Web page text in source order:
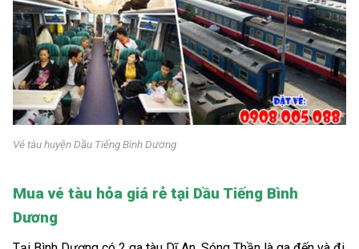
Vé tàu huyện Dầu Tiếng Bình Dương
Mua vé tàu hỏa giá rẻ tại Dầu Tiếng Bình
Dương